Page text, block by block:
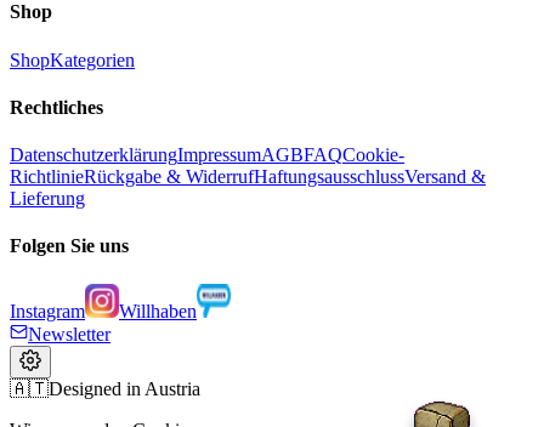
Shop
ShopKategorien
Rechtliches
DatenschutzerklärungImpressumAGBFAQCookie-
RichtlinieRückgabe & WiderrufHaftungsausschlussVersand &
Lieferung
Folgen Sie uns
Instagram
Willhaben
Newsletter
🇦🇹Designed in Austria